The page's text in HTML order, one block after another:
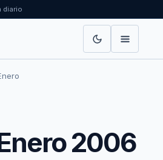
diario
2006